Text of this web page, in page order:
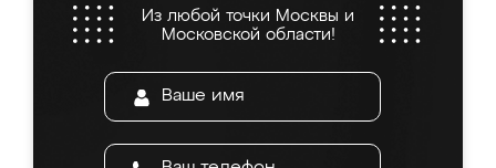
Из любой точки Москвы и
Московской области!